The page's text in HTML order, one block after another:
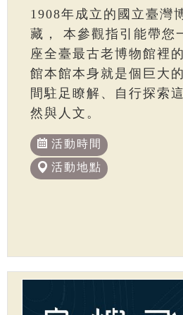
1908年成立的國立臺灣
藏， 本參觀指引能帶您
座全臺最古老博物館裡
館本館本身就是個巨大
間駐足瞭解、自行探索
然與人文。
活動時間
活動地點